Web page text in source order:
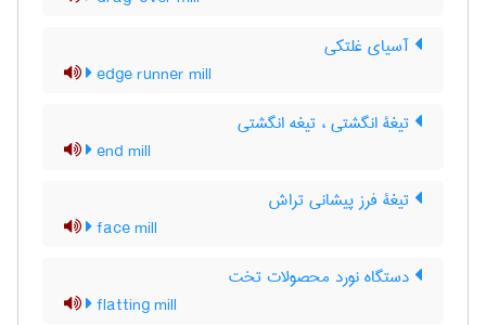
آسیای غلتکی
edge runner mill
تیغۀ انگشتی ، تیغه انگشتی
end mill
تیغۀ فرز پیشانی تراش
face mill
دستگاه نورد محصولات تخت
flatting mill